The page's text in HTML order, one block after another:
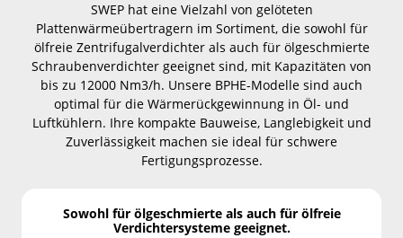
SWEP hat eine Vielzahl von gelöteten
Plattenwärmeübertragern im Sortiment, die sowohl für
ölfreie Zentrifugalverdichter als auch für ölgeschmierte
Schraubenverdichter geeignet sind, mit Kapazitäten von
bis zu 12000 Nm3/h. Unsere BPHE-Modelle sind auch
optimal für die Wärmerückgewinnung in Öl- und
Luftkühlern. Ihre kompakte Bauweise, Langlebigkeit und
Zuverlässigkeit machen sie ideal für schwere
Fertigungsprozesse.
Sowohl für ölgeschmierte als auch für ölfreie
Verdichtersysteme geeignet.